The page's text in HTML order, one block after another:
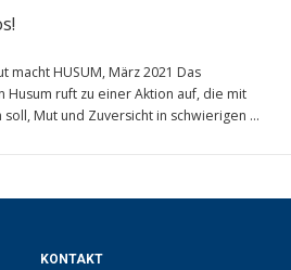
macht HUSUM, März 2021 Das
Husum ruft zu einer Aktion auf, die mit
Mut und Zuversicht in schwierigen …
KONTAKT